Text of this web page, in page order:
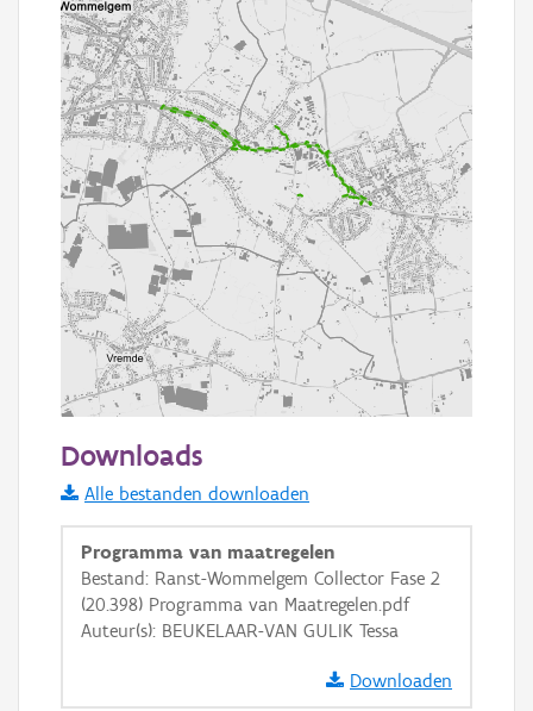
Informatie Vlaanderen
i
+ −
Downloads
Alle bestanden downloaden
Programma van maatregelen
Bestand: Ranst-Wommelgem Collector Fase 2
(20.398) Programma van Maatregelen.pdf
Auteur(s): BEUKELAAR-VAN GULIK Tessa
Downloaden